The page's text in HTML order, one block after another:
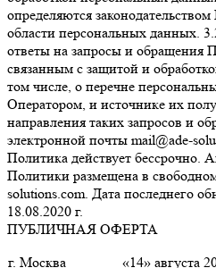
определяются
области персональных данных.
ответы на запросы и обращения
связанным с защитой и
том числе, о перечне
Оператором, и источнике их
направления таких запросов и
электронной почты mail@ade-
Политика действует бессрочно.
Политики размещена в
solutions.com. Дата последнего
18.08.2020 г.
ПУБЛИЧНАЯ ОФЕРТА
г. Москва
«14» августа